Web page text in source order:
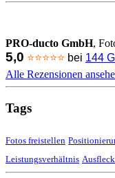
PRO-ducto GmbH,
5,0 ⭐⭐⭐⭐⭐ bei 144
Alle Rezensionen
Tags
Fotos freistellen
Leistungsverhältnis